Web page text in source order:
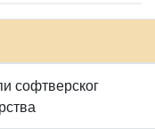
софтверског